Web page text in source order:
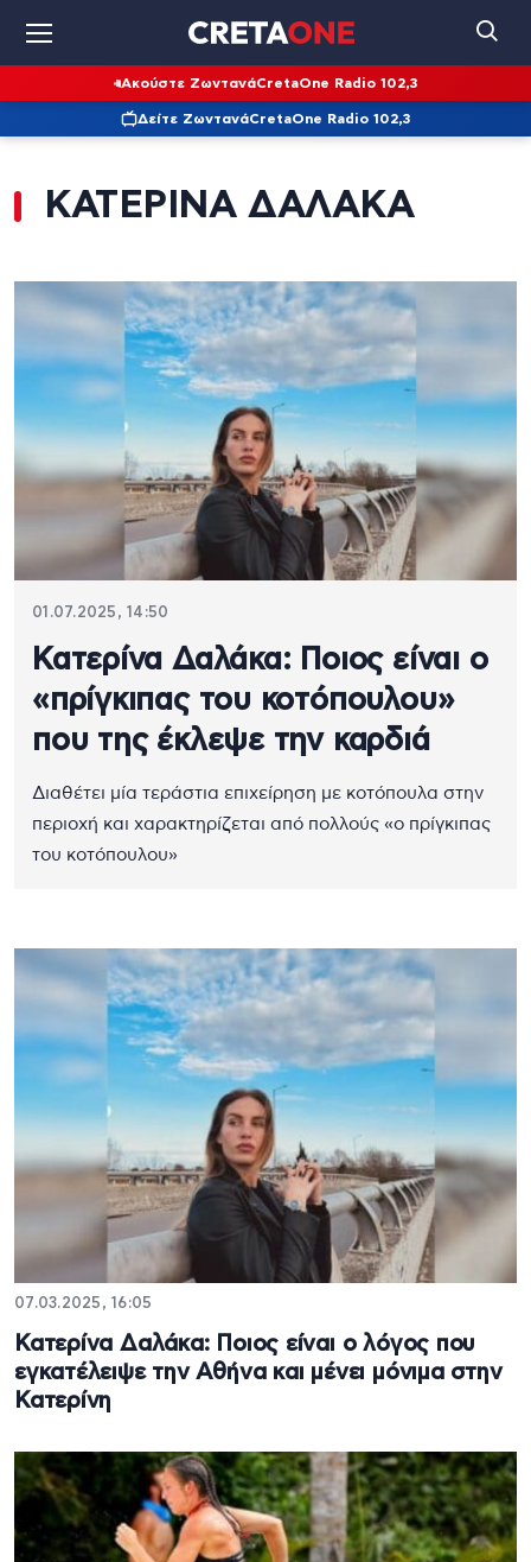
Ακούστε ΖωντανάCretaOne Radio 102,3
Δείτε ΖωντανάCretaOne Radio 102,3
ΚΑΤΕΡΙΝΑ ΔΑΛΑΚΑ
01.07.2025, 14:50
Κατερίνα Δαλάκα: Ποιος είναι ο
«πρίγκιπας του κοτόπουλου»
που της έκλεψε την καρδιά
Διαθέτει μία τεράστια επιχείρηση με κοτόπουλα στην
περιοχή και χαρακτηρίζεται από πολλούς «ο πρίγκιπας
του κοτόπουλου»
07.03.2025, 16:05
Κατερίνα Δαλάκα: Ποιος είναι ο λόγος που
εγκατέλειψε την Αθήνα και μένει μόνιμα στην
Κατερίνη